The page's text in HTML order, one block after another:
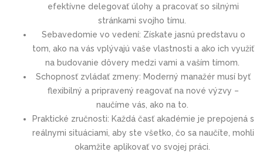
efektívne delegovať úlohy a pracovať so silnými
stránkami svojho tímu.
Sebavedomie vo vedení: Získate jasnú predstavu o
tom, ako na vás vplývajú vaše vlastnosti a ako ich využiť
na budovanie dôvery medzi vami a vaším tímom.
Schopnosť zvládať zmeny: Moderný manažér musí byť
flexibilný a pripravený reagovať na nové výzvy –
naučíme vás, ako na to.
Praktické zručnosti: Každá časť akadémie je prepojená s
reálnymi situáciami, aby ste všetko, čo sa naučíte, mohli
okamžite aplikovať vo svojej práci.